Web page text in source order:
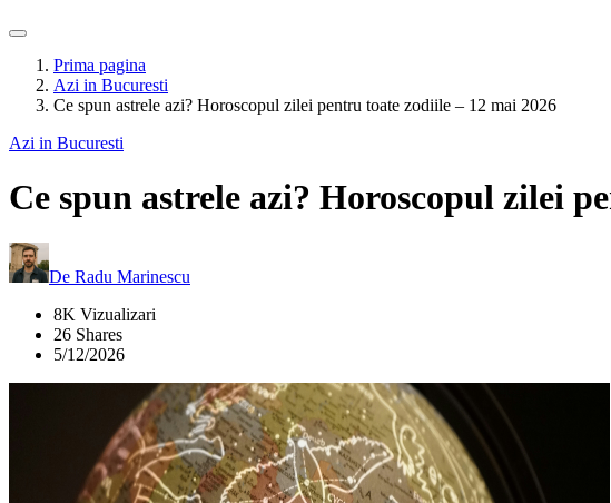
Prima pagina
Azi in Bucuresti
Ce spun astrele azi? Horoscopul zilei pentru toate zodiile – 12 mai 2026
Azi in Bucuresti
Ce spun astrele azi? Horoscopul zilei
De Radu Marinescu
8K Vizualizari
26 Shares
5/12/2026